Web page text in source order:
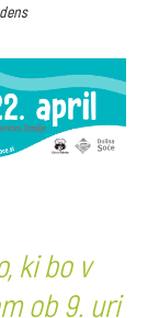
ki bo v
ob 9. uri